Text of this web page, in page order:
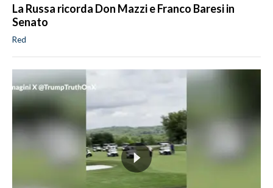
La Russa ricorda Don Mazzi e Franco Baresi in
Senato
Red